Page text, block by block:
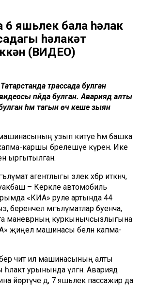
6 яшьлек бала һәлак
һәлакәт
(ВИДЕО)
Татарстанда трассада булган
пәйда булган. Авариядә алты
һәм тагын өч кеше зыян
узып китүе һәм башка
каршы бәрелешүе күренә. Ике
ыргытылган.
агентлыгы элек хәбәр иткәнчә,
– Керкәле автомобиль
«КИА» руле артында 44
беренчел мәгълүматлар буенча,
маневрның куркынычсызлыгына
җиңел машинасы белән капма-
бер чит ил машинасының алты
урынында үлгән. Авариядә
йөртүче дә, 7 яшьлек пассажир да